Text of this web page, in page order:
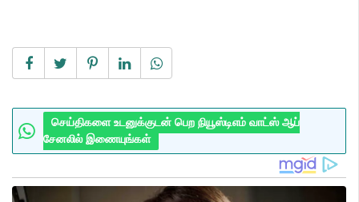
செய்திகளை உடனுக்குடன் பெற நியூஸ்டிஎம் வாட்ஸ் ஆப்
சேனலில் இணையுங்கள்